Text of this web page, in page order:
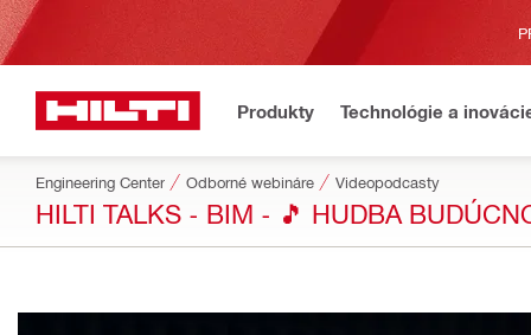
Produkty Technológie a
Engineering Center Odborné webináre Videopodcasty
HILTI TALKS - BIM - 🎵 HUDBA